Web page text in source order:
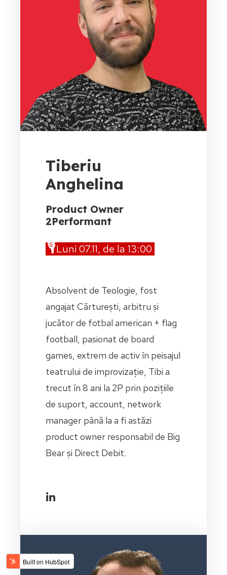
Tiberiu
Anghelina
Product Owner
2Performant
🎙️Luni 07.11, de la 13:00
Absolvent de Teologie, fost
angajat Cărturești, arbitru și
jucător de fotbal american + flag
football, pasionat de board
games, extrem de activ în peisajul
teatrului de improvizație, Tibi a
trecut în 8 ani la 2P prin pozițiile
de suport, account, network
manager până la a fi astăzi
product owner responsabil de Big
Bear și Direct Debit.